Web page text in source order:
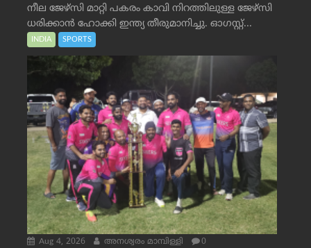
നീല ജേഴ്‌സി മാറ്റി പകരം കാവി നിറത്തിലുള്ള ജേഴ്‌സി
ധരിക്കാൻ ഹോക്കി ഇന്ത്യ തീരുമാനിച്ചു. ഓഗസ്റ്റ്...
INDIA SPORTS
Aug 4, 2026 അനശ്വരം മാമ്പിള്ളി 0